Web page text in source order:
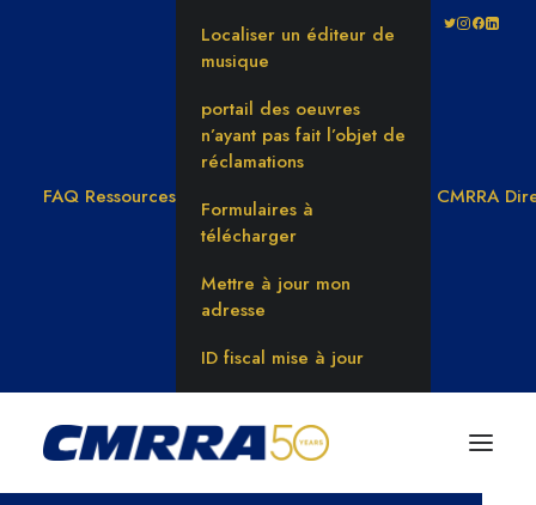
FAQ Ressources
Localiser un éditeur de
musique
portail des oeuvres
n’ayant pas fait l’objet de
réclamations
Formulaires à
télécharger
Mettre à jour mon
adresse
ID fiscal mise à jour
CMRRA